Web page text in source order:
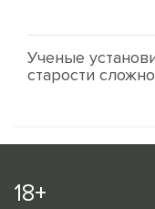
Ученые
старости
18+